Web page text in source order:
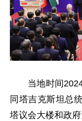
当地时间
同塔吉克斯坦总
塔议会大楼和政府